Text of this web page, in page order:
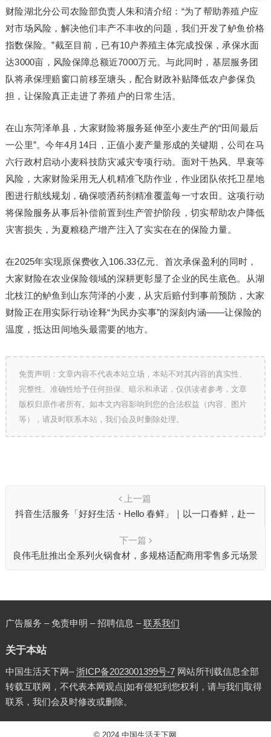
财险湖北分公司农险部负责人朱和清介绍：“为了帮助养殖户应
对市场风险，解决他们丰产不丰收的问题，我们开发了鲈鱼价格
指数保险。”截至目前，已有10户养殖主体完成投保，承保水面
达3000亩，风险保障总额近7000万元。与此同时，基层服务团
队将承保理赔窗口前移至塘头，配合财政补贴降低农户参保负
担，让保险真正走进了养殖户的日常生活。
在山东菏泽单县，大家财险将服务延伸至小麦生产的“田间最后
一公里”。今年4月14日，正值小麦产量形成的关键期，公司在马
六行政村启动小麦科技防灾减灾专项行动。面对干热风、早衰等
风险，大家财险采用无人机精准飞防作业，作业团队依托卫星地
图进行航线规划，确保喷洒药剂精准覆盖每一寸农田。这项行动
将保险服务从事后补偿前置到生产管护阶段，切实帮助农户降低
灾害损失，为夏粮稳产增产注入了实实在在的保险力量。
在2025年实现原保费收入106.33亿元、首次承保盈利的同时，
大家财险在农业保险领域的深耕更彰显了企业的民生底色。从湖
北枝江的鲈鱼到山东菏泽的小麦，从灾后赔付到事前预防，大家
财险正在用实际行动诠释“为民办实事”的深刻内涵——让保险的
温度，抵达田间地头最需要的地方。
免责声明：文章内容不代表本站立场，本站不对其内容的真实性、
完整性、准确性给予任何担保、暗示和承诺，仅供读者参考，文章
版权归原作者所有。如本文内容影响到您的合法权益（内容、图片
等），请及时联系本站，我们会及时删除处理。
上一篇
抖音生活服务「好好生活・Hello 春鲜」｜以一口春鲜，赴一
下一篇
良伟毛肚推出全系列火锅食材，多规格适配商用零售多元场景
广告服务 – 免责申明 – 招聘信息 –联系我们
关于本站
中国生活天下网–浙ICP备2023001399号-7网站所刊载信息全部
转载互联网，不代表本网观点|如有侵犯到您权利，请与我们取得
联系，我们会及时修改或删除。
© 2024中国生活天下网